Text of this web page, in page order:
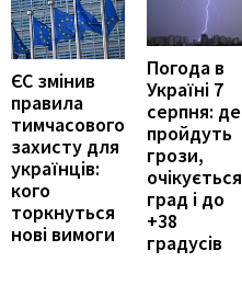
ЄС змінив
правила
тимчасового
захисту для
українців:
кого
торкнуться
нові вимоги
Погода в
Україні 7
серпня: де
пройдуть
грози,
очікується
град і до
+38
градусів